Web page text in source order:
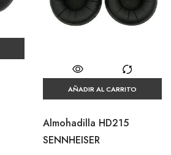
AÑADIR AL CARRITO
Almohadilla HD215
SENNHEISER